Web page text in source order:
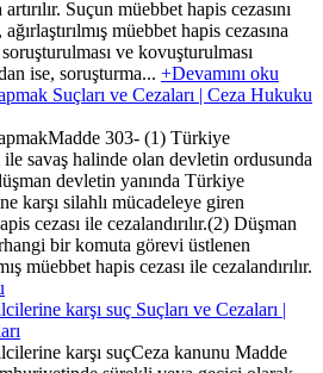
Suçun müebbet hapis cezasını
müebbet hapis cezasına
ve kovuşturulması
ise, soruşturma... +Devamını oku
Suçları ve Cezaları | Ceza Hukuku
303- (1) Türkiye
savaş halinde olan devletin ordusunda
devletin yanında Türkiye
karşı silahlı mücadeleye giren
cezası ile cezalandırılır.(2) Düşman
bir komuta görevi üstlenen
müebbet hapis cezası ile cezalandırılır.
karşı suç Suçları ve Cezaları |
karşı suçCeza kanunu Madde